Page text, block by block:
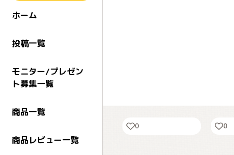
ホーム
投稿一覧
モニター/プレゼン
ト募集一覧
商品一覧
商品レビュー一覧
0 0